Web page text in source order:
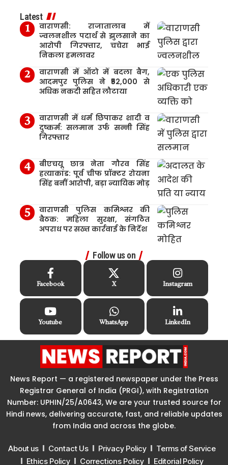
Latest
वाराणसी: राजातालाब में
ज्वलनशील पदार्थ से झुलसाने का
आरोपी गिरफ्तार, चचेरा भाई
निकला हमलावर
वाराणसी में ऑटो में बदला बैग,
आदमपुर पुलिस ने ₹52,000 से
अधिक नकदी सहित लौटाया
वाराणसी में धर्म छिपाकर शादी व
दुष्कर्म: सलमान उर्फ सन्नी सिंह
गिरफ्तार
बीएचयू छात्र नेता गौरव सिंह
हत्याकांड: पूर्व चीफ प्रॉक्टर रोयना
सिंह बनीं आरोपी, बड़ा न्यायिक मोड़
वाराणसी पुलिस कमिश्नर की
बैठक: महिला सुरक्षा, संगठित
अपराध पर सख्त कार्रवाई के निर्देश
Follow us on
Facebook X Instagram
Youtube WhatsApp LinkedIn
News Report — a registered newspaper under the Press
Registrar General of India (PRGI), with Registration
Number: UPHIN/25/A0643, We are your trusted source for
Hindi news, delivering accurate, fast, and reliable updates
from India and across the globe.
About us Contact Us Privacy Policy
Terms of Service
Ethics Policy
Corrections Policy Editorial Policy